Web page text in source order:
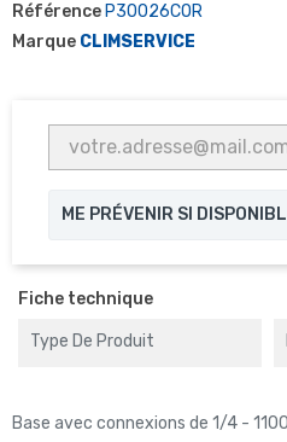
Référence P30026COR
Marque CLIMSERVICE
ME PRÉVENIR SI
Fiche technique
Type De Produit
Base avec connexions de 1/4 -